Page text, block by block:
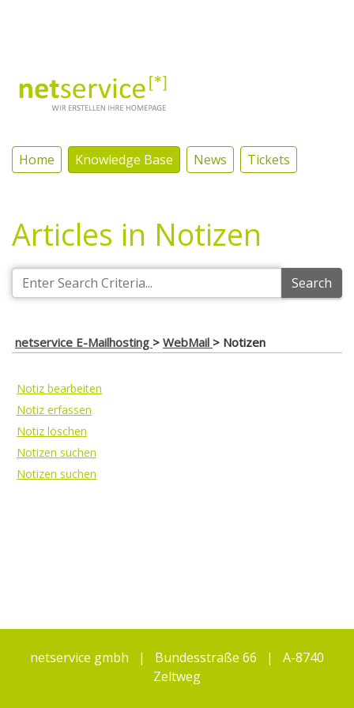
Home Knowledge Base News Tickets
Articles in Notizen
Search
netservice E-Mailhosting > WebMail > Notizen
Notiz bearbeiten
Notiz erfassen
Notiz löschen
Notizen suchen
Notizen suchen
netservice gmbh | Bundesstraße 66 | A-8740
Zeltweg